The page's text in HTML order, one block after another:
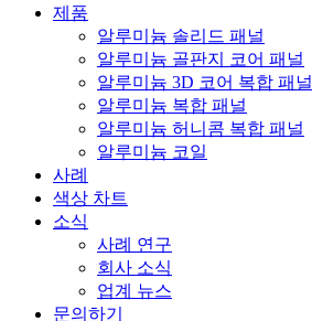
제품
알루미늄 솔리드 패널
알루미늄 골판지 코어 패널
알루미늄 3D 코어 복합 패널
알루미늄 복합 패널
알루미늄 허니콤 복합 패널
알루미늄 코일
사례
색상 차트
소식
사례 연구
회사 소식
업계 뉴스
문의하기